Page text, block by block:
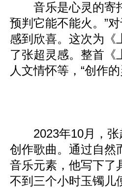
音乐是心灵的寄托
预判它能不能火。”
感到欣喜。这次为《
了张超灵感。整首《
人文情怀等，“创作
2023年10月，张
创作歌曲。通过自然
音乐元素，他写下了
不到三个小时玉镯儿